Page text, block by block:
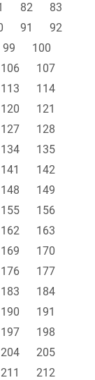
82
83
91
92
99
100
106
107
113
114
120
121
127
128
134
135
141
142
148
149
155
156
162
163
169
170
176
177
183
184
190
191
197
198
204
205
211
212